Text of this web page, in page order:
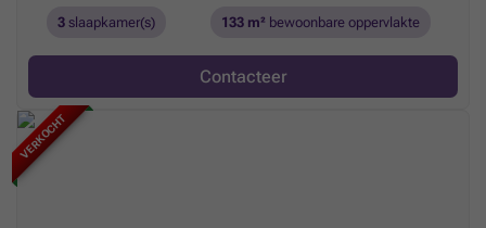
3slaapkamer(s) 133 m² bewoonbare oppervlakte
Contacteer
VERKOCHT